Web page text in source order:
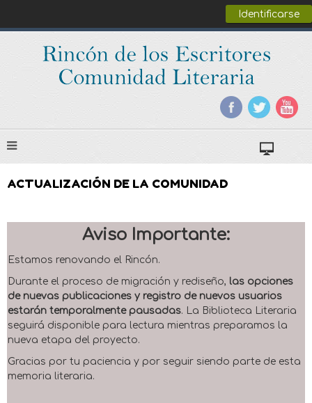
Identificarse
ACTUALIZACIÓN DE LA COMUNIDAD
Aviso Importante:
Estamos renovando el Rincón.
Durante el proceso de migración y rediseño, las opciones
de nuevas publicaciones y registro de nuevos usuarios
estarán temporalmente pausadas. La Biblioteca Literaria
seguirá disponible para lectura mientras preparamos la
nueva etapa del proyecto.
Gracias por tu paciencia y por seguir siendo parte de esta
memoria literaria.